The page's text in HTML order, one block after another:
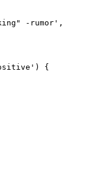
-rumor',
{